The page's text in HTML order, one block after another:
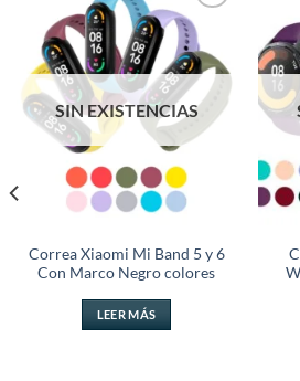
Añadir
a la
lista de
deseos
SIN EXISTENCIAS
Correa Xiaomi Mi Band 5 y 6
Con Marco Negro colores
LEER MÁS